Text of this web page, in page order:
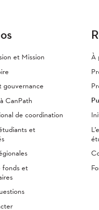
et Mission
gouvernance
CanPath
de coordination
et
fonds et
À